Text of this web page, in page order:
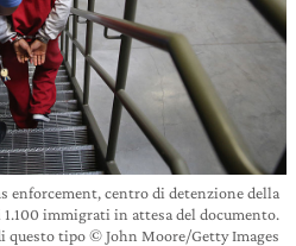
enforcement, centro di detenzione della
immigrati in attesa del documento.
tipo © John Moore/Getty Images